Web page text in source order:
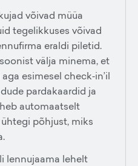
võivad müüa
tegelikkuses võivad
eraldi piletid.
välja minema, et
esimesel check‑in’il
pardakaardid ja
automaatselt
põhjust, miks
lennujaama lehelt